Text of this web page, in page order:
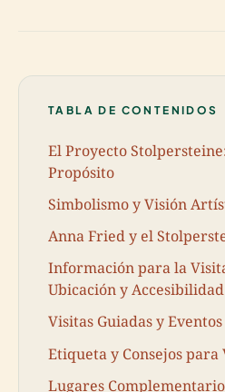
TABLA DE CONTENIDOS
El Proyecto
Propósito
Simbolismo y Visión
Anna Fried y el
Información para la
Ubicación y Accesibilidad
Visitas Guiadas y
Etiqueta y Consejos para
Lugares